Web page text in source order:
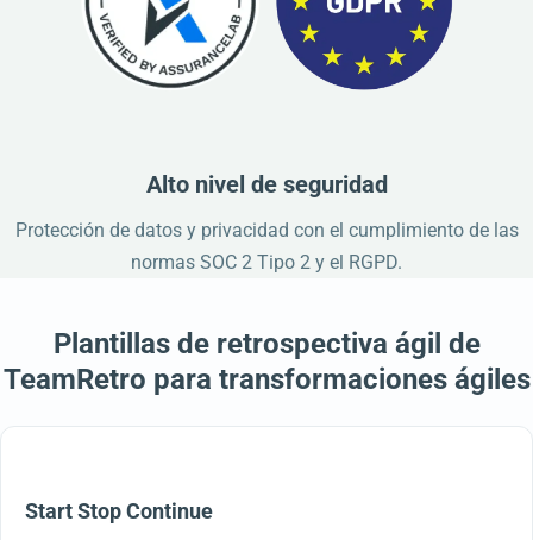
Alto nivel de seguridad
Protección de datos y privacidad con el cumplimiento de las
normas SOC 2 Tipo 2 y el RGPD.
Plantillas de retrospectiva ágil de
TeamRetro para transformaciones ágiles
Start Stop Continue